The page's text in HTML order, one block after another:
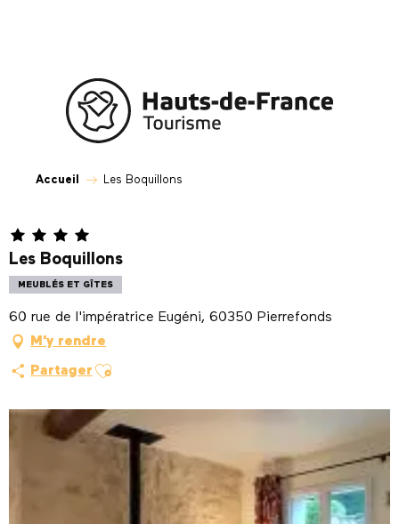
Accueil Les Boquillons
Les Boquillons
MEUBLÉS ET GÎTES
60 rue de l'impératrice Eugéni, 60350 Pierrefonds
M'y rendre
Partager Ajouter aux favoris